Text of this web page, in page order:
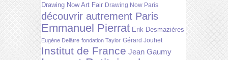
Drawing Now Art Fair Drawing Now Paris
découvrir autrement Paris
Emmanuel Pierrat Erik Desmazières
Eugène Delâtre fondation Taylor Gérard Jouhet
Institut de France Jean Gaumy